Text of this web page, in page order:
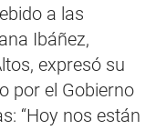
a las
Ibáñez,
expresó su
por el Gobierno
“Hoy nos están